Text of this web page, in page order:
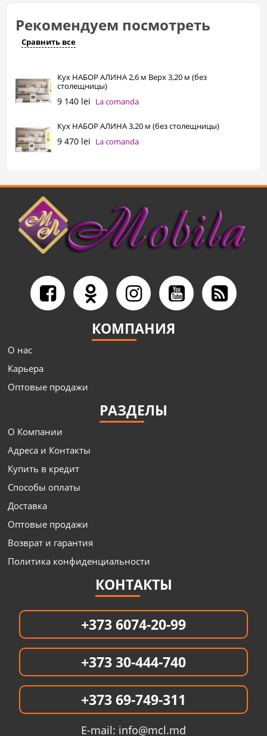
Рекомендуем посмотреть
Сравнить все
Кух НАБОР АЛИНА 2,6 м Верх 3,20 м (без
столещницы)
9 140 lei La comanda
Кух НАБОР АЛИНА 3,20 м (без столещницы)
9 470 lei La comanda
КОМПАНИЯ
О нас
Карьера
Оптовые продажи
РАЗДЕЛЫ
О Компании
Адреса и Контакты
Купить в кредит
Способы оплаты
Доставка
Оптовые продажи
Возврат и гарантия
Политика конфиденциальности
КОНТАКТЫ
+373 6074-20-99
+373 30-444-740
+373 69-749-311
E-mail: info@mcl.md